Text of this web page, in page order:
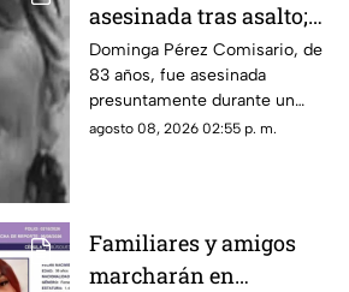
asesinada tras asalto;
le robaron los $90 que
había ganado
vendiendo cemitas
Dominga Pérez Comisario, de
83 años, fue asesinada
presuntamente durante un
asalto en Amozoc, Puebla,
agosto 08, 2026 02:55 p. m.
Familiares y amigos
marcharán en